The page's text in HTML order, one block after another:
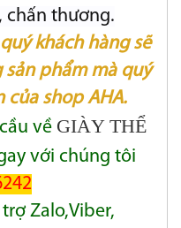
thương.
khách hàng sẽ
phẩm mà quý
của shop AHA.
về GIÀY THỂ
với chúng tôi
Zalo,Viber,